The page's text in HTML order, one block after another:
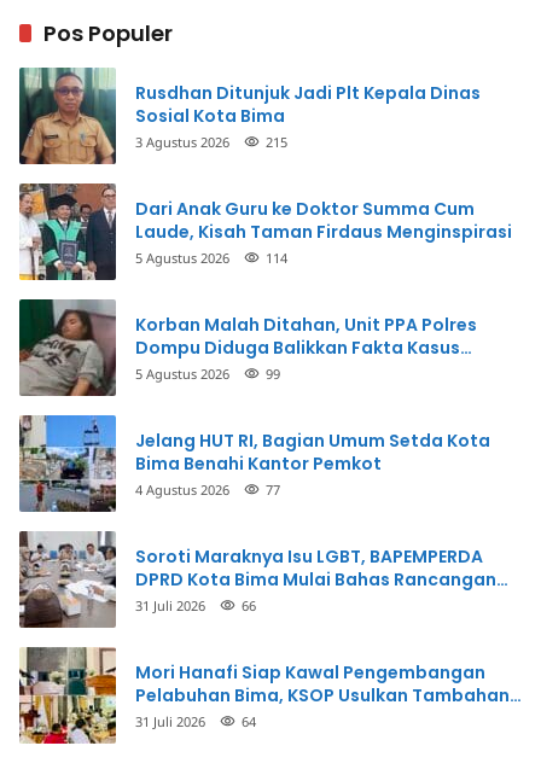
Pos Populer
Rusdhan Ditunjuk Jadi Plt Kepala Dinas
Sosial Kota Bima
3 Agustus 2026 215
Dari Anak Guru ke Doktor Summa Cum
Laude, Kisah Taman Firdaus Menginspirasi
5 Agustus 2026 114
Korban Malah Ditahan, Unit PPA Polres
Dompu Diduga Balikkan Fakta Kasus
Penganiayaan
5 Agustus 2026 99
Jelang HUT RI, Bagian Umum Setda Kota
Bima Benahi Kantor Pemkot
4 Agustus 2026 77
Soroti Maraknya Isu LGBT, BAPEMPERDA
DPRD Kota Bima Mulai Bahas Rancangan
Perda Pencegahan
31 Juli 2026 66
Mori Hanafi Siap Kawal Pengembangan
Pelabuhan Bima, KSOP Usulkan Tambahan
Dermaga Rp400 Miliar
31 Juli 2026 64